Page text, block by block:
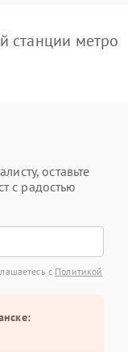
станции метро
оставьте
с радостью
с Политикой